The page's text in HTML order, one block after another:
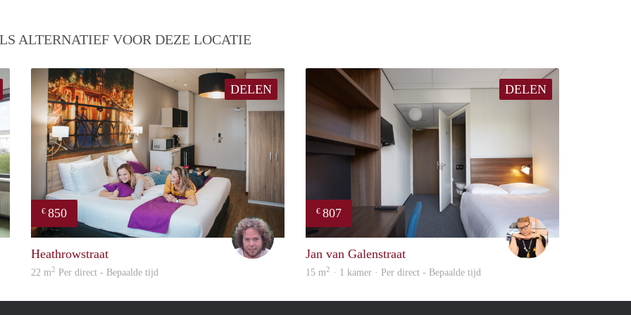
ALTERNATIEF VOOR DEZE LOCATIE
Carter
DELEN
€ 850
Heathrowstraat
22 m2 Per direct - Bepaalde tijd
DELEN
€ 807
Jan van Galenstraat
15 m2 · 1 kamer · Per direct - Bepaalde tijd